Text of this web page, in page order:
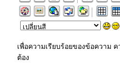
เพื่อความเรียบร้อยของข้อความ
ต้อง